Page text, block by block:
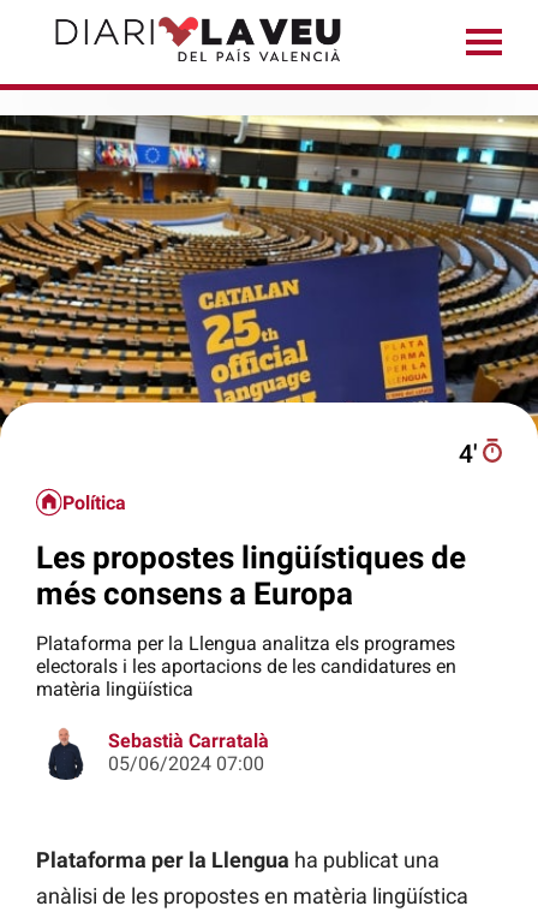
4′
Política
Les propostes lingüístiques de
més consens a Europa
Plataforma per la Llengua analitza els programes
electorals i les aportacions de les candidatures en
matèria lingüística
Sebastià Carratalà
05/06/2024 07:00
Plataforma per la Llengua ha publicat una
anàlisi de les propostes en matèria lingüística